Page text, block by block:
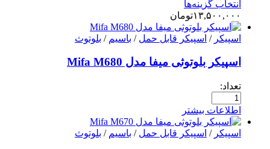
انتخاب گزینه‌ها
۱۳,۵۰۰,۰۰۰تومان
اسپیکر / اسپیکر قابل حمل / باسیم / بلوتوث
اسپیکر بلوتوثی میفا مدل Mifa M680
تعداد:
اطلاعات بیشتر
اسپیکر / اسپیکر قابل حمل / باسیم / بلوتوث